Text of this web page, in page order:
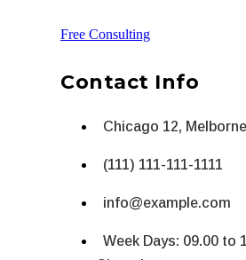
Free Consulting
Contact Info
Chicago 12,
(111) 111-111-1111
info@example.com
Week Days: 09.00 to